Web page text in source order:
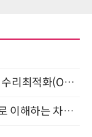
[올쇼TV] AI 시대의 의사결정을 바꾸는 수리최적화(Optimization) 소개 (8/20 생방송)
“큐비트·양자 알고리즘·Qiskit 실습으로 이해하는 차세대 컴퓨팅” (8/28)